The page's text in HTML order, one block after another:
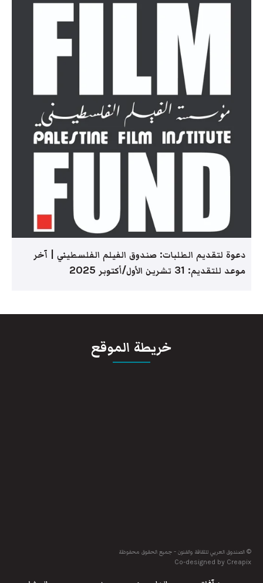
دعوة لتقديم الطلبات: صندوق الفيلم الفلسطيني | آخر
موعد للتقديم: 31 تشرين الأول/أكتوبر 2025
خريطة الموقع
© الصندوق العربي للثقافة والفنون - جميع الحقوق محفوظة
Co-designed by Creapix